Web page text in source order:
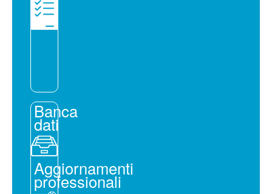
Banca
dati
Aggiornamenti
professionali